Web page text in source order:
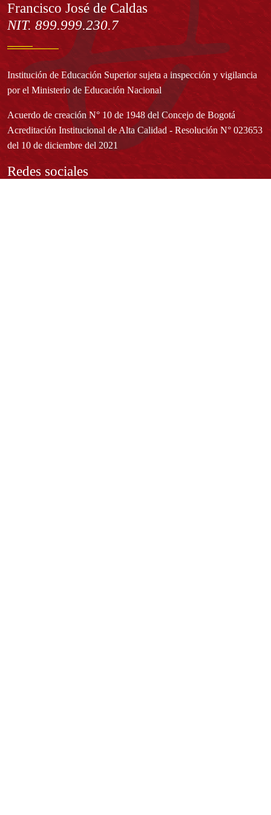
Francisco José de Caldas
NIT. 899.999.230.7
Institución de Educación Superior sujeta a inspección y vigilancia
por el Ministerio de Educación Nacional
Acuerdo de creación N° 10 de 1948 del Concejo de Bogotá
Acreditación Institucional de Alta Calidad - Resolución N° 023653
del 10 de diciembre del 2021
Redes sociales